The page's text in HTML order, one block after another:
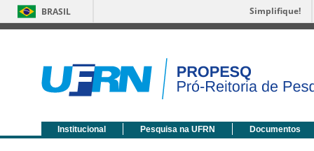
BRASIL Simplifique!
Institucional Pesquisa na UFRN Documentos